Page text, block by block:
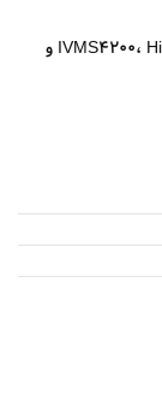
مدیریت آسان از طریق نرم‌افزارهای IVMS4200، Hik-Partner Pro و